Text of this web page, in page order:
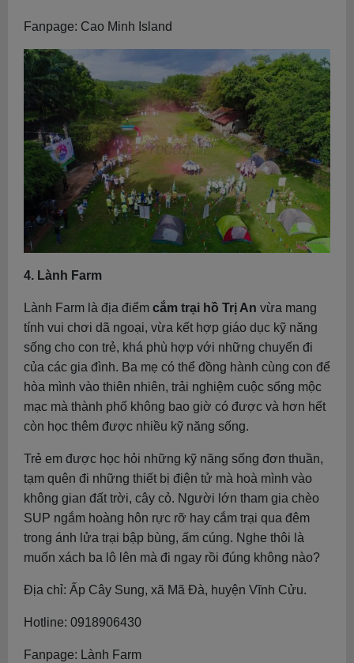
Fanpage: Cao Minh Island
4. Lành Farm
Lành Farm là địa điểm cắm trại hồ Trị An vừa mang
tính vui chơi dã ngoại, vừa kết hợp giáo dục kỹ năng
sống cho con trẻ, khá phù hợp với những chuyến đi
của các gia đình. Ba mẹ có thể đồng hành cùng con để
hòa mình vào thiên nhiên, trải nghiệm cuộc sống mộc
mạc mà thành phố không bao giờ có được và hơn hết
còn học thêm được nhiều kỹ năng sống.
Trẻ em được học hỏi những kỹ năng sống đơn thuần,
tạm quên đi những thiết bị điện tử mà hoà mình vào
không gian đất trời, cây cỏ. Người lớn tham gia chèo
SUP ngắm hoàng hôn rực rỡ hay cắm trại qua đêm
trong ánh lửa trại bập bùng, ấm cúng. Nghe thôi là
muốn xách ba lô lên mà đi ngay rồi đúng không nào?
Địa chỉ: Ấp Cây Sung, xã Mã Đà, huyện Vĩnh Cửu.
Hotline: 0918906430
Fanpage: Lành Farm